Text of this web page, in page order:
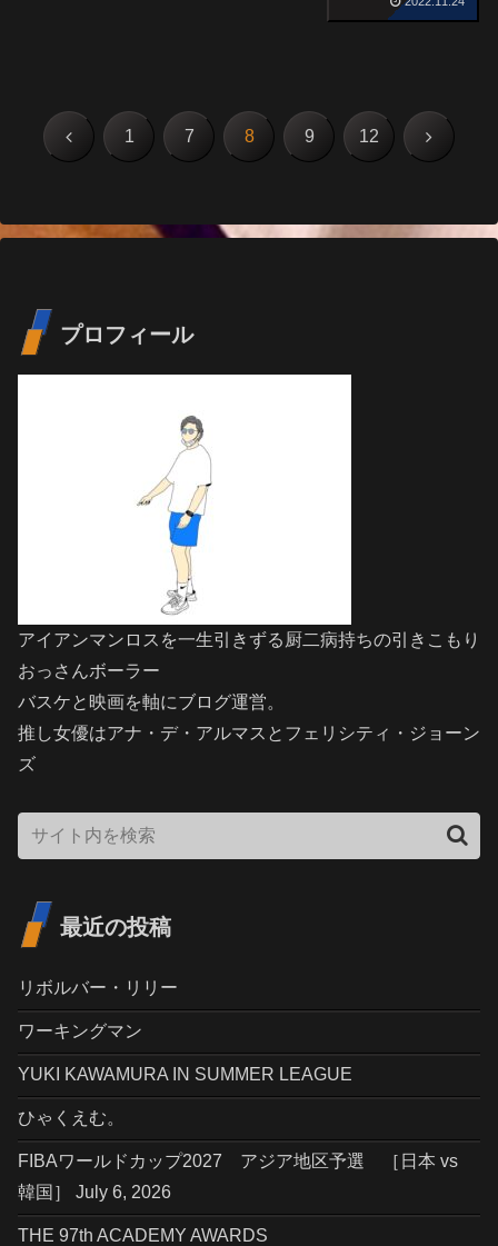
前 1 7 8 9 12 次
プロフィール
アイアンマンロスを一生引きずる厨二病持ちの引きこもり
おっさんボーラー
バスケと映画を軸にブログ運営。
推し女優はアナ・デ・アルマスとフェリシティ・ジョーン
ズ
最近の投稿
リボルバー・リリー
ワーキングマン
YUKI KAWAMURA IN SUMMER LEAGUE
ひゃくえむ。
FIBAワールドカップ2027 アジア地区予選 ［日本 vs
韓国］ July 6, 2026
THE 97th ACADEMY AWARDS